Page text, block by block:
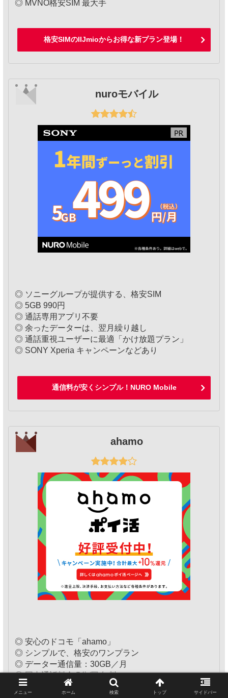
◎ MVNO格安SIM 最大手
格安SIMのIIJmioからお得な新プラン登場！
nuroモバイル
◎ ソニーグループが提供する、格安SIM
◎ 5GB 990円
◎ 通話専用アプリ不要
◎ 余ったデーターは、翌月繰り越し
◎ 通話重視ユーザーに最適「かけ放題プラン」
◎ SONY Xperia キャンペーンなどあり
通信料が安くシンプル！NURO Mobile
ahamo
◎ 安心のドコモ「ahamo」
◎ シンプルで、格安のワンプラン
◎ データー通信量：30GB／月
◎ 国内通話料金 5分/回 無料
◎ Web申し込みで契約手数料無料
メニュー ホーム 検索 トップ サイドバー